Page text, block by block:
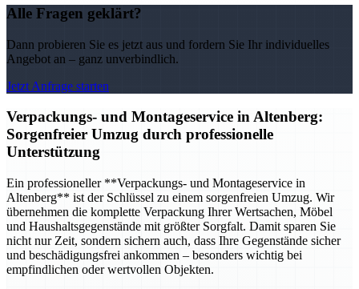
Alle Fragen geklärt?
Dann probieren Sie es jetzt aus und fordern Sie Ihr individuelles
Angebot an – ganz unverbindlich.
Jetzt Anfrage starten
Verpackungs- und Montageservice in Altenberg:
Sorgenfreier Umzug durch professionelle
Unterstützung
Ein professioneller **Verpackungs- und Montageservice in
Altenberg** ist der Schlüssel zu einem sorgenfreien Umzug. Wir
übernehmen die komplette Verpackung Ihrer Wertsachen, Möbel
und Haushaltsgegenstände mit größter Sorgfalt. Damit sparen Sie
nicht nur Zeit, sondern sichern auch, dass Ihre Gegenstände sicher
und beschädigungsfrei ankommen – besonders wichtig bei
empfindlichen oder wertvollen Objekten.